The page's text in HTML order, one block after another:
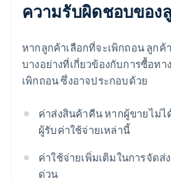
ความรับผิดชอบของ
หากลูกค้าเลือกที่จะเพิกถอน ลูกค้
บางอย่างที่เกี่ยวข้องกับการซื้อท
เพิกถอน ซึ่งอาจประกอบด้วย
ค่าส่งสินค้าคืน หากผู้ขายไม่
ผู้รับค่าใช้จ่ายเหล่านี้
ค่าใช้จ่ายเพิ่มเติมในการจัดส่
ด่วน